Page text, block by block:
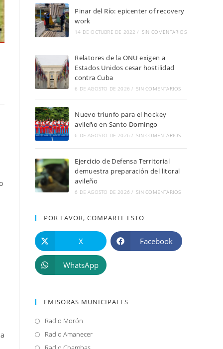
Pinar del Río: epicenter of recovery
work
14 DE OCTUBRE DE 2022 / SIN COMENTARIOS
Relatores de la ONU exigen a
Estados Unidos cesar hostilidad
contra Cuba
6 DE AGOSTO DE 2026 / SIN COMENTARIOS
Nuevo triunfo para el hockey
avileño en Santo Domingo
6 DE AGOSTO DE 2026 / SIN COMENTARIOS
Ejercicio de Defensa Territorial
demuestra preparación del litoral
avileño
6 DE AGOSTO DE 2026 / SIN COMENTARIOS
POR FAVOR, COMPARTE ESTO
X Facebook
WhatsApp
EMISORAS MUNICIPALES
Radio Morón
abre
en
Radio AmanecerSe